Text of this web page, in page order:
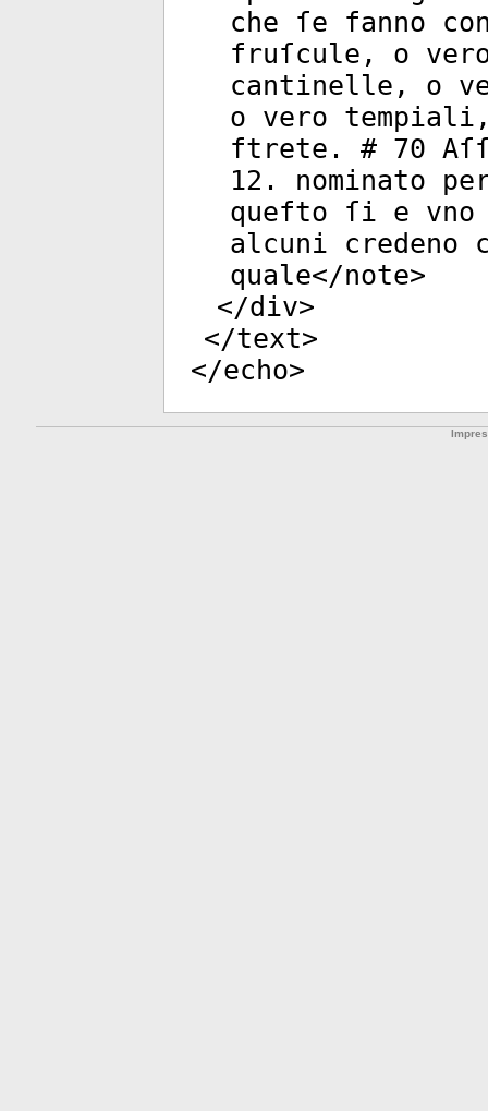
che ſe fanno
fruſcule, o
cantinelle, o
o vero
ftrete. # 70
12. nominato
quefto ſi e
alcuni credeno
quale</note>
</div>
</text>
</echo>